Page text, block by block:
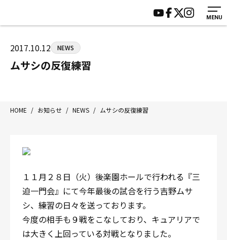
MENU
〒192-0072 東京都八王子市南町3-8 第2原嶋ビル1F
Tel/Fax：042-622-7222
営業時間：月〜土 14:00〜22:00 / 日・祝 14:00〜19:00
HOME
ジムについて
トレーニング
入会案内
施設紹介
サポーター募集
2017.10.12 NEWS
ムサシの反復練習
HOME / お知らせ / NEWS / ムサシの反復練習
１１月２８日（火）後楽園ホールで行われる『三
迫一門会』にて今年最後の試合を行う吉野ムサ
シ、練習の日々を送っております。
今度の相手も９戦をこなしており、キュアリアで
は大きく上回っている対戦となりました。